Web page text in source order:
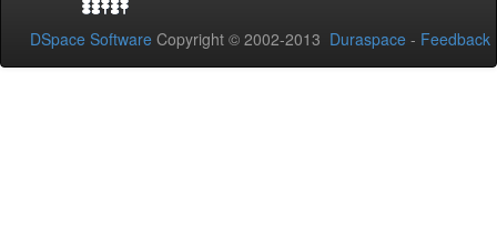
DSpace Software Copyright © 2002-2013 Duraspace - Feedback